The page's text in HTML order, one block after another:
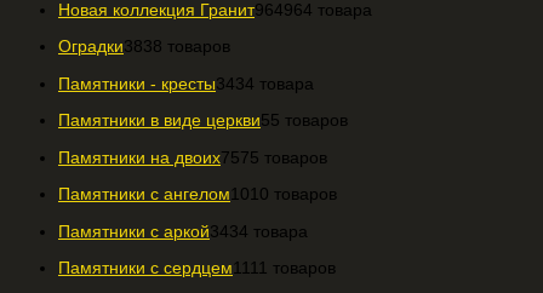
Новая коллекция Гранит964964 товара
Оградки3838 товаров
Памятники - кресты3434 товара
Памятники в виде церкви55 товаров
Памятники на двоих7575 товаров
Памятники с ангелом1010 товаров
Памятники с аркой3434 товара
Памятники с сердцем 11 11 товаров